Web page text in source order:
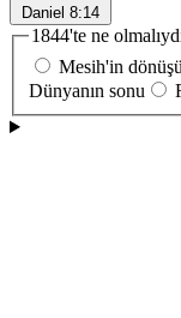
Daniel 8:14
1844'te ne
Mesih'in dönüşü
Dünyanın sonu